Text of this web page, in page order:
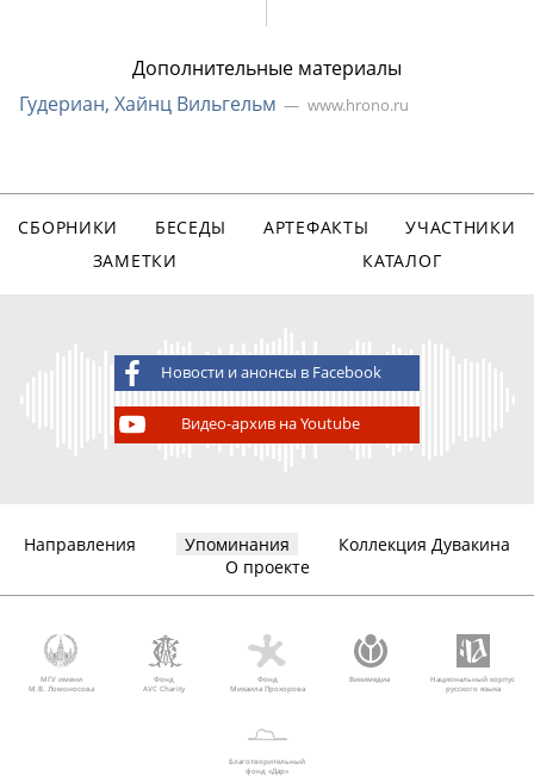
Дополнительные материалы
Гудериан, Хайнц Вильгельм
www.hrono.ru
СБОРНИКИ БЕСЕДЫ АРТЕФАКТЫ
УЧАСТНИКИ
ЗАМЕТКИ
КАТАЛОГ
Новости и анонсы в Facebook
Видео-архив на Youtube
Направления Упоминания
Коллекция Дувакина
О проекте
МГУ имени
М.В. Ломоносова
Фонд
AVC Charity
Фонд
Михаила Прохорова
Викимедиа
Национальный корпус
русского языка
Благотворительный
фонд «Дар»